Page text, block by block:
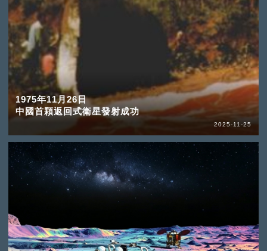
1975年11月26日
中國首顆返回式衛星發射成功
2025-11-25